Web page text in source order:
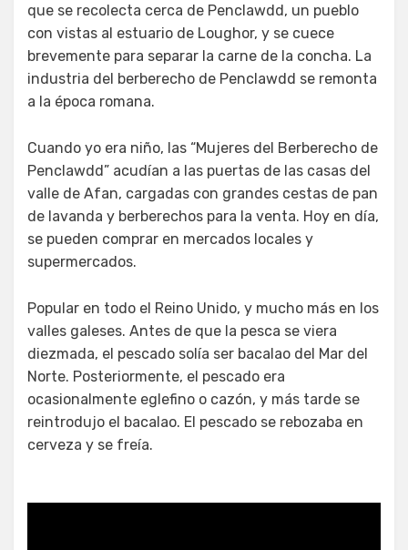
que se recolecta cerca de Penclawdd, un pueblo
con vistas al estuario de Loughor, y se cuece
brevemente para separar la carne de la concha. La
industria del berberecho de Penclawdd se remonta
a la época romana.
Cuando yo era niño, las “Mujeres del Berberecho de
Penclawdd” acudían a las puertas de las casas del
valle de Afan, cargadas con grandes cestas de pan
de lavanda y berberechos para la venta. Hoy en día,
se pueden comprar en mercados locales y
supermercados.
Popular en todo el Reino Unido, y mucho más en los
valles galeses. Antes de que la pesca se viera
diezmada, el pescado solía ser bacalao del Mar del
Norte. Posteriormente, el pescado era
ocasionalmente eglefino o cazón, y más tarde se
reintrodujo el bacalao. El pescado se rebozaba en
cerveza y se freía.